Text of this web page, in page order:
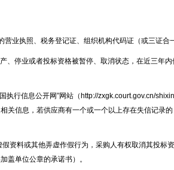
营业执照、税务登记证、组织机构代码证（或三证合
、停业或者投标资格被暂停、取消状态，在近三年
执行信息公开网”网站（ http://zxgk.court.gov.cn/
关信息，若供应商有一个或一个以上存在失信记录
资料或其他弄虚作假行为，采购人有权取消其投标
盖单位公章的承诺书）。